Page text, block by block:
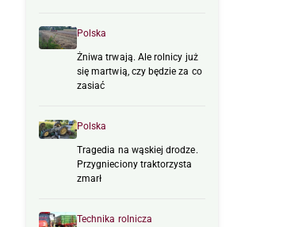
Polska
Żniwa trwają. Ale rolnicy już
się martwią, czy będzie za co
zasiać
Polska
Tragedia na wąskiej drodze.
Przygnieciony traktorzysta
zmarł
Technika rolnicza